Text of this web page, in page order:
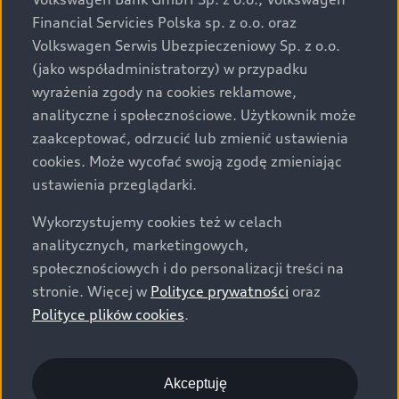
za dopłatą. Wiążące ustalenie ceny, wyposażenia i
specyfikacji pojazdu następują w umowie sprzedaży, a
określenie parametrów technicznych zawiera
świadectwo homologacji typu pojazdu. Zastrzegamy
sobie prawo do zmian i pomyłek. Wszelkie informacje
prezentowane na stronie są aktualne na dzień ich
zamieszczania. W celu uzyskania najnowszych
informacji prosimy kontaktować się z Partnerem Marki
Audi.
Wszystkie produkowane obecnie samochody marki Audi
są wykonywane z materiałów spełniających pod
względem możliwości odzysku i recyklingu wymagania
określone w normie ISO 22628 i są zgodne z
europejskimi świadectwami homologacji wydanymi wg
o.o. podlega obowiązkowi zapewnienia wszystkim
użytkownikom samochodów marki Volkswagen sieci
Financial Servicies Polska sp. z o.o. oraz
Volkswagen Serwis Ubezpieczeniowy Sp. z o.o.
(jako współadministratorzy) w przypadku
wyrażenia zgody na cookies reklamowe,
analityczne i społecznościowe. Użytkownik może
zaakceptować, odrzucić lub zmienić ustawienia
cookies. Może wycofać swoją zgodę zmieniając
ustawienia przeglądarki.
Wykorzystujemy cookies też w celach
analitycznych, marketingowych,
społecznościowych i do personalizacji treści na
stronie. Więcej w Polityce prywatności oraz
Polityce plików cookies.
Akceptuję